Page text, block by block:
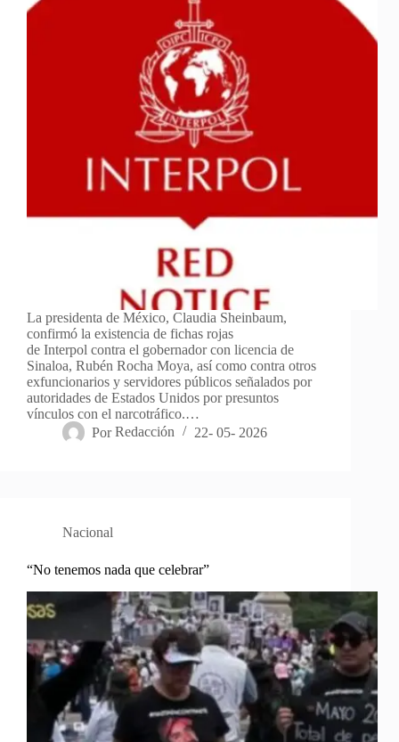
La presidenta de México, Claudia Sheinbaum,
confirmó la existencia de fichas rojas
de Interpol contra el gobernador con licencia de
Sinaloa, Rubén Rocha Moya, así como contra otros
exfuncionarios y servidores públicos señalados por
autoridades de Estados Unidos por presuntos
vínculos con el narcotráfico.…
Por Redacción 22- 05- 2026
Nacional
“No tenemos nada que celebrar”